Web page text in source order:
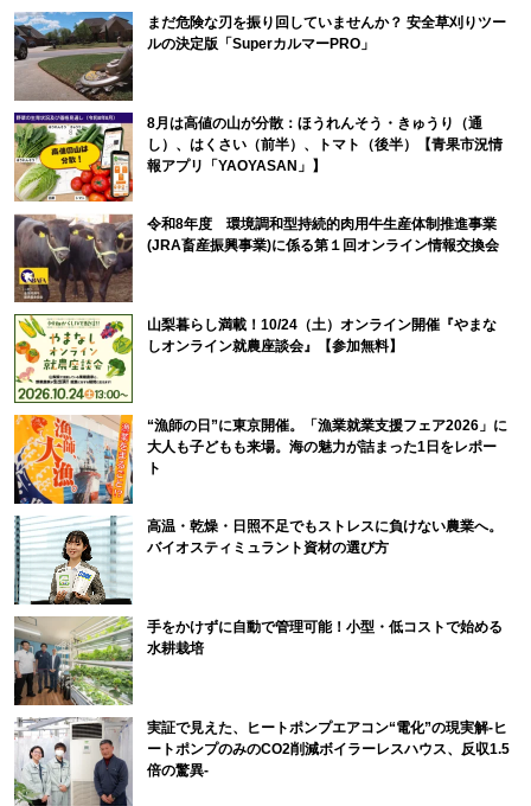
まだ危険な刃を振り回していませんか？ 安全草刈りツー
ルの決定版「SuperカルマーPRO」
8月は高値の山が分散：ほうれんそう・きゅうり（通
し）、はくさい（前半）、トマト（後半）【青果市況情
報アプリ「YAOYASAN」】
令和8年度 環境調和型持続的肉用牛生産体制推進事業
(JRA畜産振興事業)に係る第１回オンライン情報交換会
山梨暮らし満載！10/24（土）オンライン開催『やまな
しオンライン就農座談会』【参加無料】
“漁師の日”に東京開催。「漁業就業支援フェア2026」に
大人も子どもも来場。海の魅力が詰まった1日をレポー
ト
高温・乾燥・日照不足でもストレスに負けない農業へ。
バイオスティミュラント資材の選び方
手をかけずに自動で管理可能！小型・低コストで始める
水耕栽培
実証で見えた、ヒートポンプエアコン“電化”の現実解-ヒ
ートポンプのみのCO2削減ボイラーレスハウス、反収1.5
倍の驚異-